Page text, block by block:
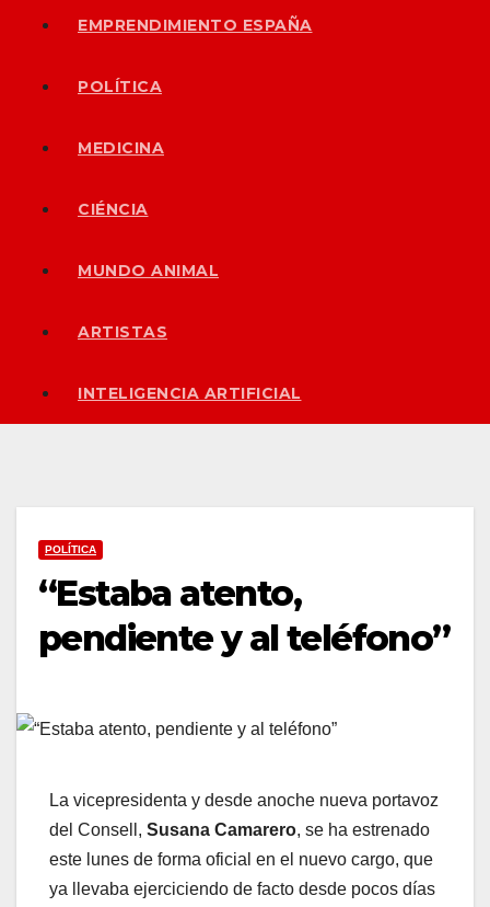
EMPRENDIMIENTO ESPAÑA
POLÍTICA
MEDICINA
CIÉNCIA
MUNDO ANIMAL
ARTISTAS
INTELIGENCIA ARTIFICIAL
POLÍTICA
“Estaba atento,
pendiente y al teléfono”
La vicepresidenta y desde anoche nueva portavoz
del Consell, Susana Camarero, se ha estrenado
este lunes de forma oficial en el nuevo cargo, que
ya llevaba ejerciciendo de facto desde pocos días